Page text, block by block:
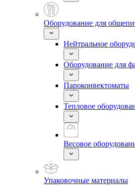
Оборудование для
Нейтральное
Оборудование для
Пароконвектоматы
Тепловое
Весовое
Упаковочные материалы